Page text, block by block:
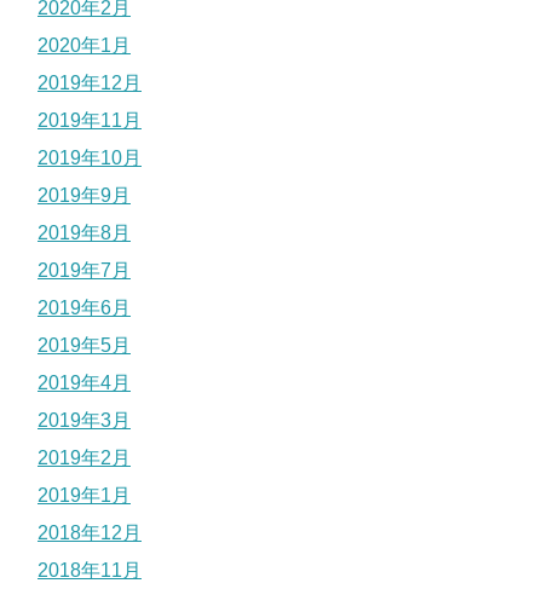
2020年2月
2020年1月
2019年12月
2019年11月
2019年10月
2019年9月
2019年8月
2019年7月
2019年6月
2019年5月
2019年4月
2019年3月
2019年2月
2019年1月
2018年12月
2018年11月